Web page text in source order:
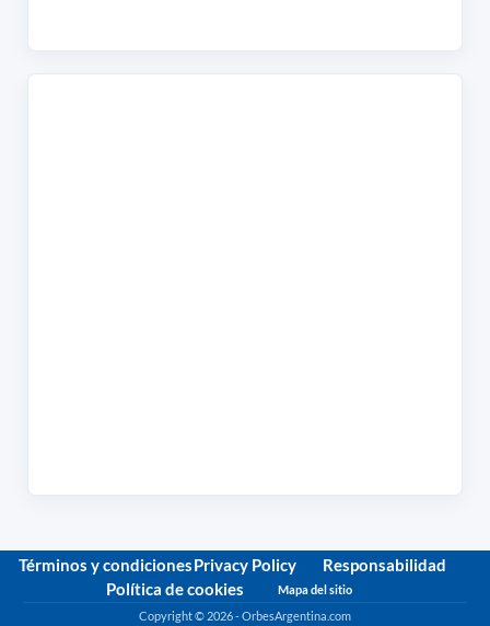
Términos y condicionesPrivacy Policy
Responsabilidad
Política de cookies
Mapa del sitio
Copyright © 2026 - OrbesArgentina.com